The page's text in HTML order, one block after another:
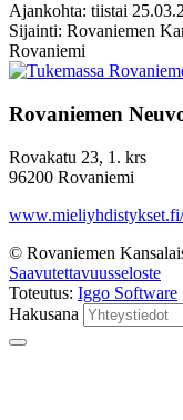
Ajankohta: tiistai
Sijainti: Rovaniemen
Rovaniemi
Rovaniemen
Rovakatu 23, 1. krs
96200 Rovaniemi
© Rovaniemen
Saavutettavuusseloste
Toteutus: Iggo Software
Hakusana